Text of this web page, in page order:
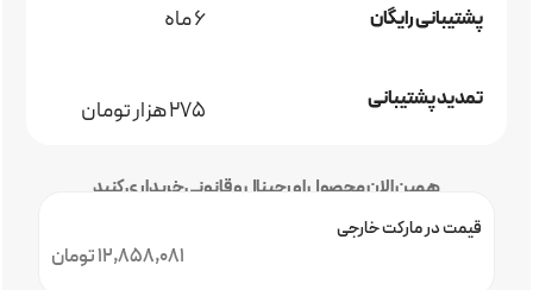
پشتیبانی رایگان 6 ماه
تمدید پشتیبانی 275 هزار تومان
همین الان محصول اورجینال و قانونی خریداری کنید
12,858,081 تومان
قیمت در مارکت خارجی